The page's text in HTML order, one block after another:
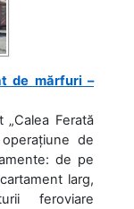
de mărfuri –
Ferată
de
de pe
larg,
feroviare